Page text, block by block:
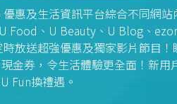
惠及生活資訊平台綜合不同網站
Food、U Beauty、U Blog、
時放送超強優惠及獨家影片節目
金券，令生活體驗更全面！新
Fun換禮遇。